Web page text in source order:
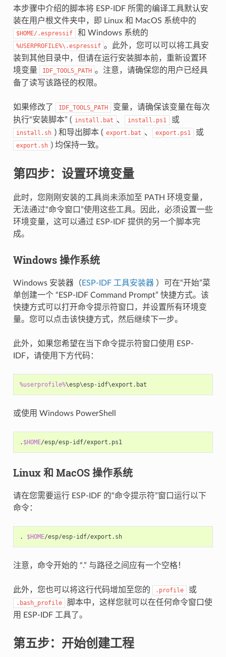
本步骤中介绍的脚本将 ESP-IDF 所需的编译工具默认安
装在用户根文件夹中，即 Linux 和 MacOS 系统中的
$HOME/.espressif 和 Windows 系统的
%USERPROFILE%\.espressif 。此外，您可以可以将工具安
装到其他目录中，但请在运行安装脚本前，重新设置环
境变量
IDF_TOOLS_PATH 。注意，请确保您的用户已经具
备了读写该路径的权限。
如果修改了 IDF_TOOLS_PATH
变量，请确保该变量在每次
执行“安装脚本” ( install.bat 、 install.ps1 或
install.sh ) 和导出脚本 ( export.bat 、 export.ps1 或
export.sh ) 均保持一致。
第四步：设置环境变量
此时，您刚刚安装的工具尚未添加至 PATH 环境变量，
无法通过“命令窗口”使用这些工具。因此，必须设置一些
环境变量，这可以通过 ESP-IDF 提供的另一个脚本完
成。
Windows 操作系统
Windows 安装器（ESP-IDF 工具安装器）可在“开始”菜
单创建一个 “ESP-IDF Command Prompt” 快捷方式。该
快捷方式可以打开命令提示符窗口，并设置所有环境变
量。您可以点击该快捷方式，然后继续下一步。
此外，如果您希望在当下命令提示符窗口使用 ESP-
IDF，请使用下方代码：
%userprofile%
或使用 Windows PowerShell
. $HOME/esp/esp-idf/export . ps1
Linux 和 MacOS 操作系统
请在您需要运行 ESP-IDF 的“命令提示符”窗口运行以下
命令：
. $HOME /esp/esp-idf/export.sh
注意，命令开始的 “.” 与路径之间应有一个空格！
此外，您也可以将这行代码增加至您的 .profile 或
.bash_profile
脚本中，这样您就可以在任何命令窗口使
用 ESP-IDF 工具了。
第五步：开始创建工程